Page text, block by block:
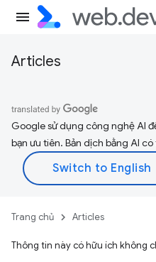
Articles
Google sử dụng công nghệ AI
bạn ưu tiên. Bản dịch bằng AI
Trang chủ Articles
Thông tin này có hữu ích không